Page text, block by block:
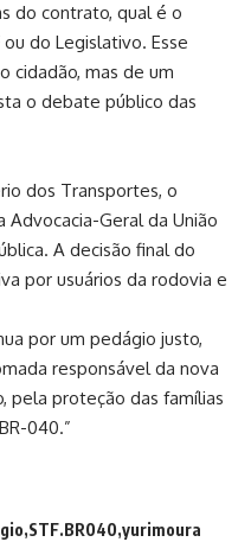
do contrato, qual é o
do Legislativo. Esse
cidadão, mas de um
o debate público das
dos Transportes, o
Advocacia-Geral da União
A decisão final do
por usuários da rodovia e
por um pedágio justo,
responsável da nova
pela proteção das famílias
040.”
STF.BR040 yurimoura